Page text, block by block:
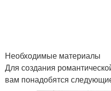
Необходимые материалы
Для создания
вам понадобятся